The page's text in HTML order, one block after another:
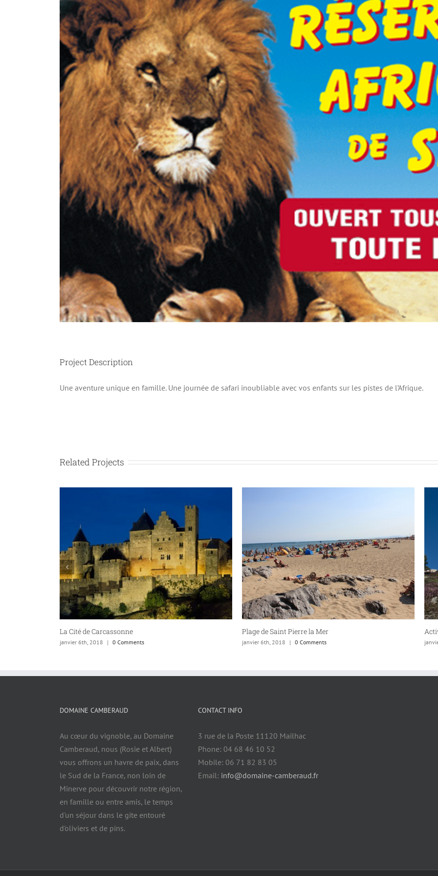
Project Description
Une aventure unique en famille. Une journée de safari inoubliable avec vos enfants sur les pistes de l’Afrique.
Related Projects
Plage de Saint Pierre la Mer
janvier 6th, 2018 | 0 Comments
Activités pleine nature
janvier 6th, 2018 | 0 Comments
DOMAINE CAMBERAUD
Au cœur du vignoble, au Domaine
Camberaud, nous (Rosie et Albert)
vous offrons un havre de paix, dans
le Sud de la France, non loin de
Minerve pour découvrir notre région,
en famille ou entre amis, le temps
d'un séjour dans le gite entouré
d'oliviers et de pins.
CONTACT INFO
3 rue de la Poste 11120 Mailhac
Phone: 04 68 46 10 52
Mobile: 06 71 82 83 05
Email: info@domaine-camberaud.fr